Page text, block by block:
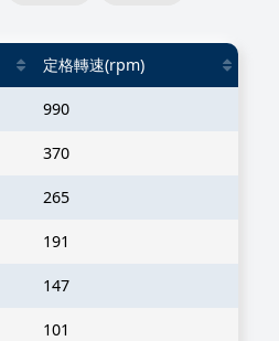
定格轉速(rpm)
990
370
265
191
147
101